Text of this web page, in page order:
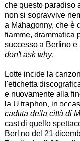
che questo paradiso
non si sopravvive
a Mahagonny, che è
fiamme, drammatica
successo a Berlino e
don't ask why.
Lotte incide la
l'etichetta
e nuovamente alla
la Ultraphon, in
caduta della città di
cast di quello
Berlino del 21